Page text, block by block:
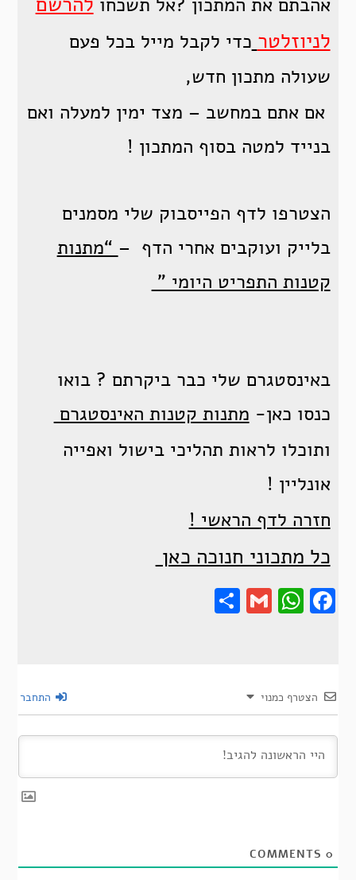
לניוזלטר כדי לקבל מייל בכל פעם
שעולה מתכון חדש,
אם אתם במחשב – מצד ימין למעלה ואם
בנייד למטה בסוף המתכון !
הצטרפו לדף הפייסבוק שלי מסמנים
בלייק ועוקבים אחרי הדף – “מתנות
קטנות התפריט היומי ”
באינסטגרם שלי כבר ביקרתם ? בואו
כנסו כאן- מתנות קטנות האינסטגרם
ותוכלו לראות תהליכי בישול ואפייה
אונליין !
חזרה לדף הראשי !
כל מתכוני חנוכה כאן
Gmail
Share
הצטרף כמנוי התחבר
0